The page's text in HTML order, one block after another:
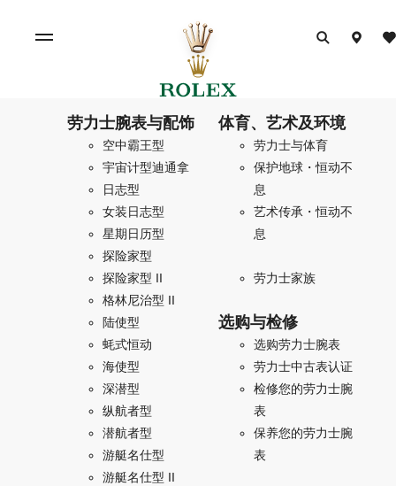
劳力士腕表与配饰
空中霸王型
宇宙计型迪通拿
日志型
女装日志型
星期日历型
探险家型
探险家型 II
格林尼治型 II
陆使型
蚝式恒动
海使型
深潜型
纵航者型
潜航者型
游艇名仕型
游艇名仕型 II
体育、艺术及环境
劳力士与体育
保护地球・恒动不
息
艺术传承・恒动不
息
劳力士家族
选购与检修
选购劳力士腕表
劳力士中古表认证
检修您的劳力士腕
表
保养您的劳力士腕
表